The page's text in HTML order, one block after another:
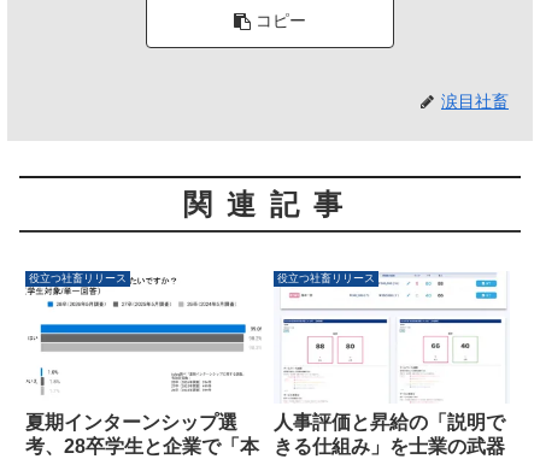
コピー
涙目社畜
関連記事
役立つ社畜リリース
夏期インターンシップ選
考、28卒学生と企業で「本
役立つ社畜リリース
人事評価と昇給の「説明で
きる仕組み」を士業の武器